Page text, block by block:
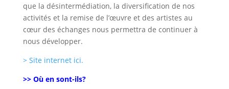
que la désintermédiation, la diversification de nos
activités et la remise de l’œuvre et des artistes au
cœur des échanges nous permettra de continuer à
nous développer.
> Site internet ici.
>> Où en sont-ils?